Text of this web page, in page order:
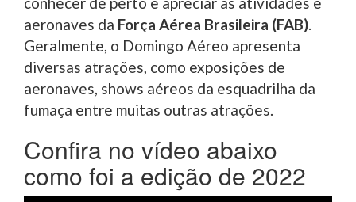
aeronaves da Força Aérea Brasileira (FAB).
Geralmente, o Domingo Aéreo apresenta
diversas atrações, como exposições de
aeronaves, shows aéreos da esquadrilha da
fumaça entre muitas outras atrações.
Confira no vídeo abaixo
como foi a edição de 2022